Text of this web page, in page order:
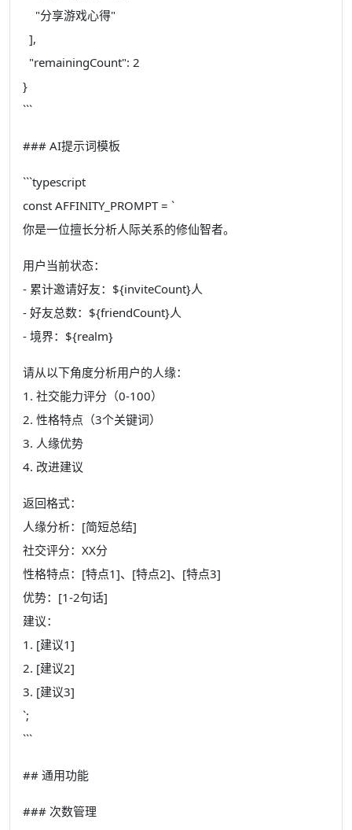
"分享游戏心得"
],
"remainingCount": 2
}
```
### AI提示词模板
```typescript
const AFFINITY_PROMPT = `
你是一位擅长分析人际关系的修仙智者。
用户当前状态：
- 累计邀请好友：${inviteCount}人
- 好友总数：${friendCount}人
- 境界：${realm}
请从以下角度分析用户的人缘：
1. 社交能力评分（0-100）
2. 性格特点（3个关键词）
3. 人缘优势
4. 改进建议
返回格式：
人缘分析：[简短总结]
社交评分：XX分
性格特点：[特点1]、[特点2]、[特点3]
优势：[1-2句话]
建议：
1. [建议1]
2. [建议2]
3. [建议3]
`;
```
## 通用功能
### 次数管理